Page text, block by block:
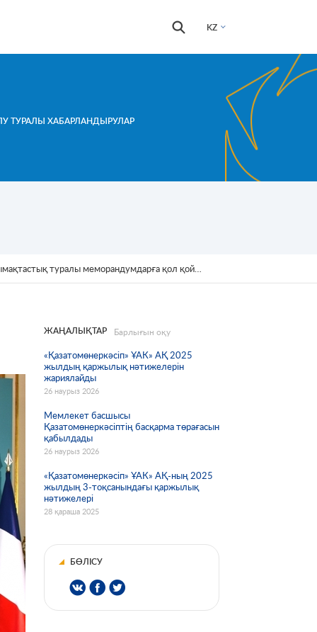
KZ
Іздестіру
Іздестіру
ТУРАЛЫ ХАБАРЛАНДЫРУЛАР
туралы меморандумдарға қол қойды
ЖАҢАЛЫҚТАР Барлығын оқу
«Қазатомөнеркәсіп» ҰАК» АҚ 2025
жылдың қаржылық нәтижелерін
жариялайды
26 наурыз 2026
Мемлекет басшысы
Қазатомөнеркәсіптің басқарма төрағасын
қабылдады
26 наурыз 2026
«Қазатомөнеркәсіп» ҰАК» АҚ-ның 2025
жылдың 3-тоқсанындағы қаржылық
нәтижелері
28 қараша 2025
БӨЛІСУ